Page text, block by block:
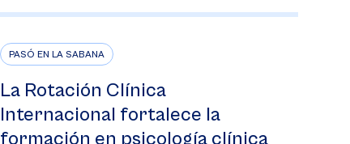
PASÓ EN LA SABANA
La Rotación Clínica
Internacional fortalece la
formación en psicología clínica